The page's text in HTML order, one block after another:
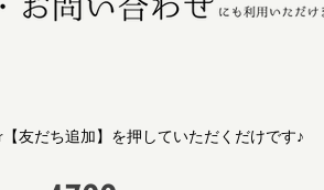
友だち追加】を押していただくだけです♪